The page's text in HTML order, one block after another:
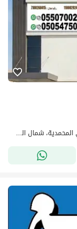
شارع طريق الامام سعود بن عبدالعزيز بن محمد، حي المحمدية، شمال الرياض، الرياض